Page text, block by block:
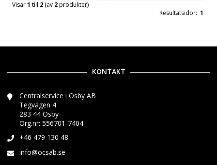
Visar1 till 2 (av 2produkter)
Resultatsidor: 1
KONTAKT
Centralservice i Osby AB
Tegvägen 4
283 44 Osby
Org.nr: 556701-7404
+46 479 130 48
info@ocsab.se